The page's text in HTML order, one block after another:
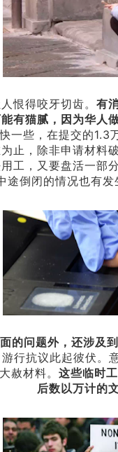
恨得咬牙切齿。有
有猫腻，因为华人
一些，在提交的
止，除非申请材料
工，又要盘活一部
途倒闭的情况也有发
的问题外，还涉及到
行抗议此起彼伏
赦材料。这些临时
后数以万计的